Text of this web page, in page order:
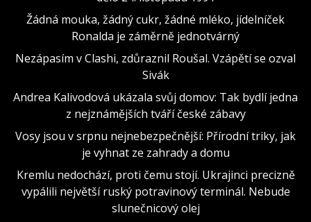
Žádná mouka, žádný cukr, žádné mléko, jídelníček
Ronalda je záměrně jednotvárný
Nezápasím v Clashi, zdůraznil Roušal. Vzápětí se ozval
Sivák
Andrea Kalivodová ukázala svůj domov: Tak bydlí jedna
z nejznámějších tváří české zábavy
Vosy jsou v srpnu nejnebezpečnější: Přírodní triky, jak
je vyhnat ze zahrady a domu
Kremlu nedochází, proti čemu stojí. Ukrajinci precizně
vypálili největší ruský potravinový terminál. Nebude
slunečnicový olej